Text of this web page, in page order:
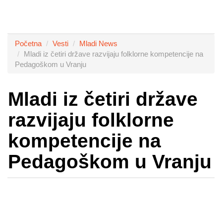
Početna Vesti
Mladi News
Mladi iz četiri države razvijaju folklorne kompetencije na
Pedagoškom u Vranju
Mladi iz četiri države
razvijaju folklorne
kompetencije na
Pedagoškom u Vranju